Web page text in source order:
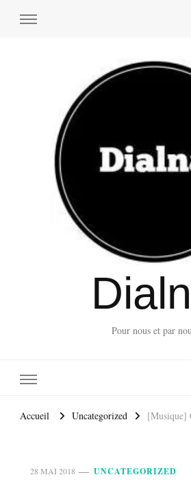
Pour nous et par
Accueil Uncategorized [Musique]
28 MAI 2018 UNCATEGORIZED